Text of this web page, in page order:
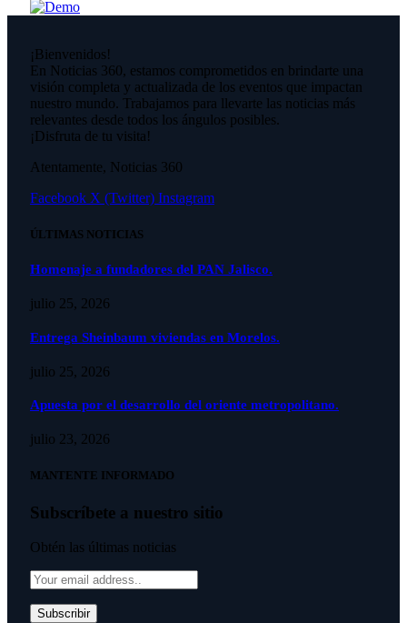
¡Bienvenidos!
En Noticias 360, estamos comprometidos en brindarte una
visión completa y actualizada de los eventos que impactan
nuestro mundo. Trabajamos para llevarte las noticias más
relevantes desde todos los ángulos posibles.
¡Disfruta de tu visita!
Atentamente, Noticias 360
Facebook X (Twitter) Instagram
ÚLTIMAS NOTICIAS
Homenaje a fundadores del PAN Jalisco.
julio 25, 2026
Entrega Sheinbaum viviendas en Morelos.
julio 25, 2026
Apuesta por el desarrollo del oriente metropolitano.
julio 23, 2026
MANTENTE INFORMADO
Subscríbete a nuestro sitio
Obtén las últimas noticias